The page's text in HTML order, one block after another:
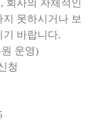
회사의 자체적인
못하시거나 보
기 바랍니다.
운영)
청